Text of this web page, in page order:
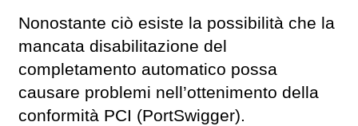
Nonostante ciò esiste la possibilità che la
mancata disabilitazione del
completamento automatico possa
causare problemi nell’ottenimento della
conformità PCI (PortSwigger).